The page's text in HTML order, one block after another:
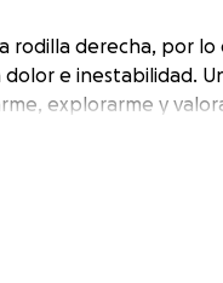
rodilla derecha, por
e inestabilidad.
explorarme y
ruptura de